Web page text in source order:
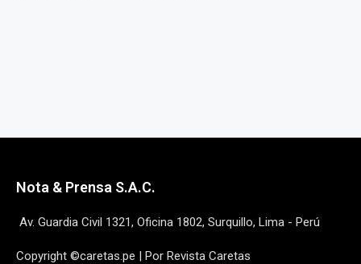
Nota & Prensa S.A.C.
Av. Guardia Civil 1321, Oficina 1802, Surquillo, Lima - Perú
Copyright ©caretas.pe | Por Revista Caretas